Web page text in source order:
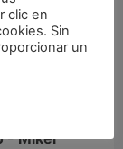
- Mikel
clic en
Sin
un